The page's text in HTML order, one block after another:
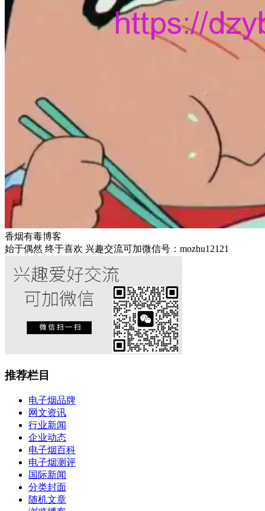
香烟有毒博客
始于偶然 终于喜欢 兴趣交流可加微信号：mozhu12121
推荐栏目
电子烟品牌
网文资讯
行业新闻
企业动态
电子烟百科
电子烟测评
国际新闻
分类封面
随机文章